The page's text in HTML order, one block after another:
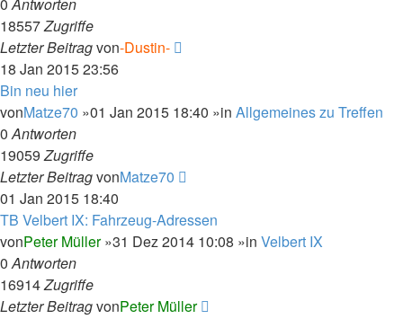
18557Zugriffe
Letzter Beitragvon-Dustin-
18 Jan 2015 23:56
Bin neu hier
vonMatze70 »01 Jan 2015 18:40 »in Allgemeines zu Treffen
0Antworten
19059Zugriffe
Letzter BeitragvonMatze70
01 Jan 2015 18:40
TB Velbert IX: Fahrzeug-Adressen
vonPeter Müller»31 Dez 2014 10:08 »in Velbert IX
0Antworten
16914Zugriffe
Letzter BeitragvonPeter Müller